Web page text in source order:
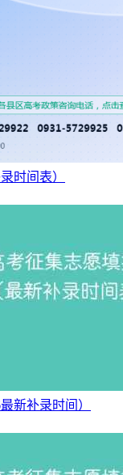
时间表）
新补录时间）